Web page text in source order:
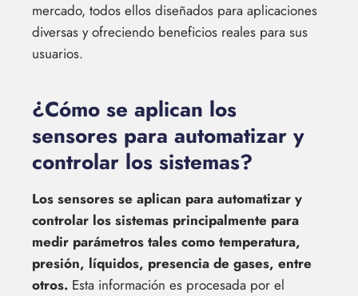
mercado, todos ellos diseñados para aplicaciones
diversas y ofreciendo beneficios reales para sus
usuarios.
¿Cómo se aplican los
sensores para automatizar y
controlar los sistemas?
Los sensores se aplican para automatizar y
controlar los sistemas principalmente para
medir parámetros tales como temperatura,
presión, líquidos, presencia de gases, entre
otros. Esta información es procesada por el